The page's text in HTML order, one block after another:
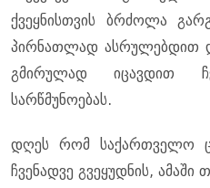
ქვეყნისთვის ბრძოლა
პირნათლად ასრულებდით
გმირულად იცავდით
სარწმუნოებას.
დღეს რომ საქართველო
ჩვენადვე გვეყუდნის,